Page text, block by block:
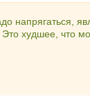
худшее, что